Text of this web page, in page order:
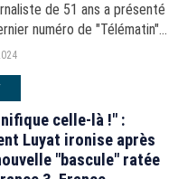
de 51 ans a présenté
numéro de "Télématin"
2 ce jeudi 8 août 2024.
celle-là !" :
Luyat ironise après
"bascule" ratée